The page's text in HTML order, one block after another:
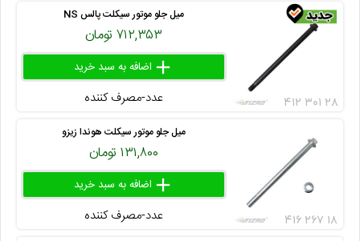
میل جلو موتور سیکلت پالس NS
۷۱۲,۳۵۳ تومان
add
عدد-مصرف کننده ۴۱۲ ۳۰۱ ۲۸
میل جلو موتور سیکلت هوندا زیزو
۱۳۱,۸۰۰ تومان
add
عدد-مصرف کننده ۴۱۶ ۲۶۷ ۱۸